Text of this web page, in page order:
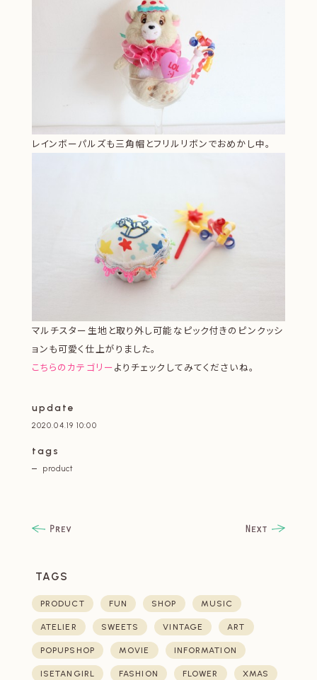
レインボーパルズも三角帽とフリルリボンでおめかし中。
マルチスター生地と取り外し可能なピック付きのピンクッシ
ョンも可愛く仕上がりました。
こちらのカテゴリーよりチェックしてみてくださいね。
update
2020.04.19 10:00
tags
product
TAGS
PRODUCT FUN SHOP MUSIC
ATELIER SWEETS VINTAGE ART
POPUPSHOP MOVIE INFORMATION
ISETANGIRL FASHION FLOWER XMAS